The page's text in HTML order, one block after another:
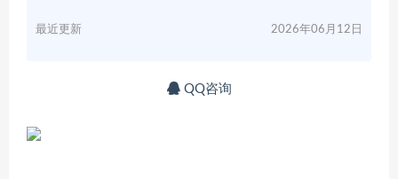
最近更新 2026年06月12日
QQ咨询